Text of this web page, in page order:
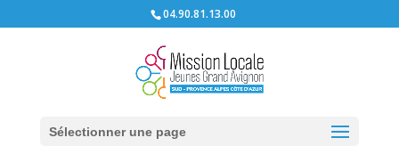
04.90.81.13.00
Sélectionner une page